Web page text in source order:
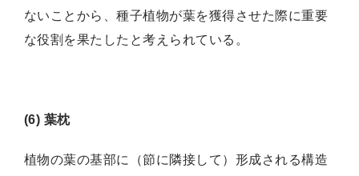
ないことから、種子植物が葉を獲得させた際に重要
な役割を果たしたと考えられている。
(6) 葉枕
植物の葉の基部に（節に隣接して）形成される構造